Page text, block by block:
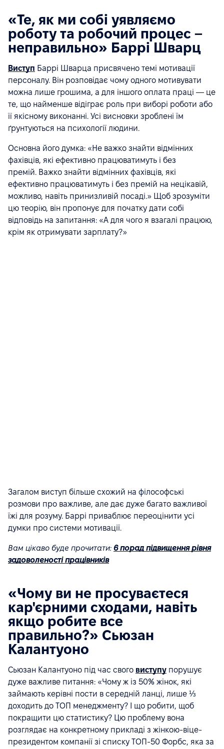
«Те, як ми собі уявляємо
роботу та робочий процес –
неправильно» Баррі Шварц
Виступ Баррі Шварца присвячено темі мотивації
персоналу. Він розповідає чому одного мотивувати
можна лише грошима, а для іншого оплата праці — це
те, що найменше відіграє роль при виборі роботи або
її якісному виконанні. Усі висновки зроблені їм
ґрунтуються на психології людини.
Основна його думка: «Не важко знайти відмінних
фахівців, які ефективно працюватимуть і без
премій. Важко знайти відмінних фахівців, які
ефективно працюватимуть і без премій на нецікавій,
можливо, навіть принизливій посаді.» Щоб зрозуміти
цю теорію, він пропонує для початку дати собі
відповідь на запитання: «А для чого я взагалі працюю,
крім як отримувати зарплату?»
Загалом виступ більше схожий на філософські
розмови про важливе, але дає дуже багато важливої
їжі для розуму. Баррі приваблює переоцінити усі
думки про системи мотивації.
Вам цікаво буде прочитати: 6 порад підвищення рівня
задоволеності працівників
«Чому ви не просуваєтеся
кар'єрними сходами, навіть
якщо робите все
правильно?» Сьюзан
Калантуоно
Сьюзан Калантуоно під час свого виступу порушує
дуже важливе питання: «Чому ж із 50% жінок, які
займають керівні пости в середній ланці, лише ⅓
доходить до ТОП менеджменту? І що робити, щоб
покращити цю статистику? Цю проблему вона
розглядає на конкретному прикладі з жінкою-віце-
президентом компанії зі списку ТОП-50 Форбс, яка за